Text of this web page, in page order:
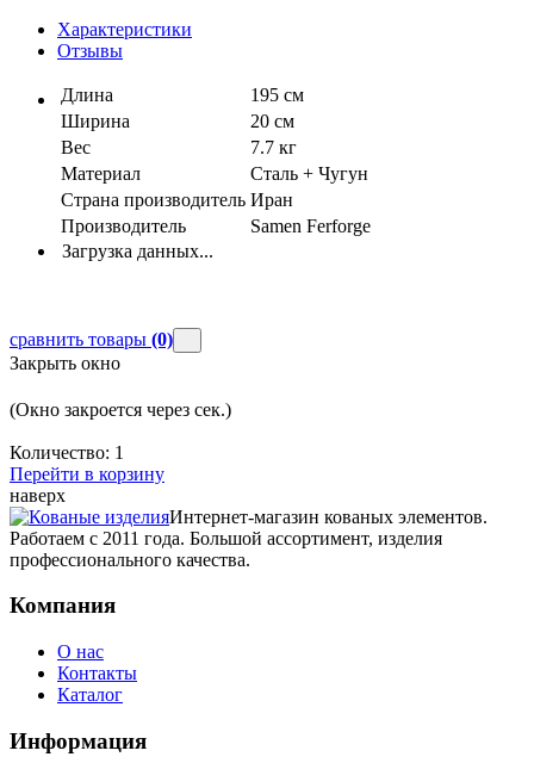
Характеристики
Отзывы
Длина
195 см
Ширина
20 см
Вес
7.7 кг
Материал
Сталь + Чугун
Страна производитель Иран
Производитель
Samen Ferforge
Загрузка данных...
сравнить товары (0)
Закрыть окно
(Окно закроется через сек.)
Количество: 1
Перейти в корзину
наверх
Интернет-магазин кованых элементов.
Работаем с 2011 года. Большой ассортимент, изделия
профессионального качества.
Компания
О нас
Контакты
Каталог
Информация